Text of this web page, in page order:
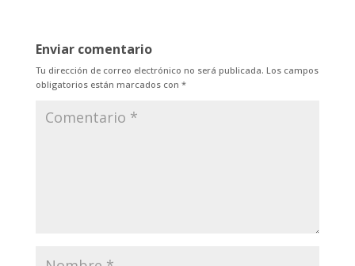
Enviar comentario
Tu dirección de correo electrónico no será publicada. Los campos
obligatorios están marcados con *